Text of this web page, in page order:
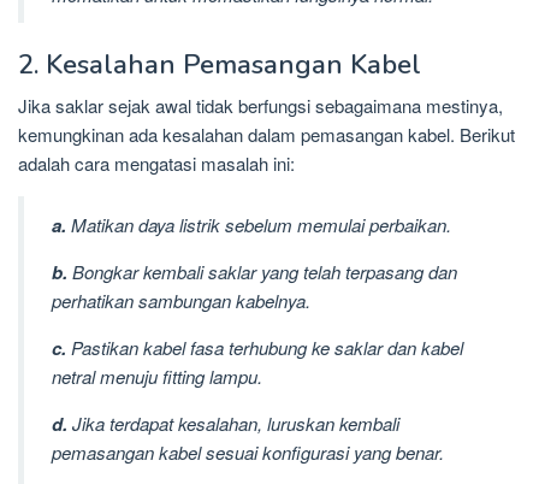
2. Kesalahan Pemasangan Kabel
Jika saklar sejak awal tidak berfungsi sebagaimana mestinya,
kemungkinan ada kesalahan dalam pemasangan kabel. Berikut
adalah cara mengatasi masalah ini:
a. Matikan daya listrik sebelum memulai perbaikan.
b. Bongkar kembali saklar yang telah terpasang dan
perhatikan sambungan kabelnya.
c. Pastikan kabel fasa terhubung ke saklar dan kabel
netral menuju fitting lampu.
d. Jika terdapat kesalahan, luruskan kembali
pemasangan kabel sesuai konfigurasi yang benar.